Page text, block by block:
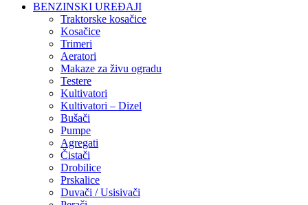
BENZINSKI UREĐAJI
Traktorske kosačice
Kosačice
Trimeri
Aeratori
Makaze za živu ogradu
Testere
Kultivatori
Kultivatori – Dizel
Bušači
Pumpe
Agregati
Čistači
Drobilice
Prskalice
Duvači / Usisivači